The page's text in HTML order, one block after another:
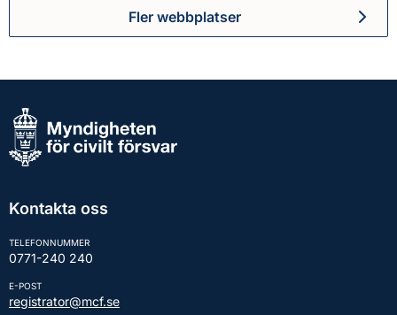
Fler webbplatser
Kontakta oss
TELEFONNUMMER
0771-240 240
E-POST
registrator@mcf.se